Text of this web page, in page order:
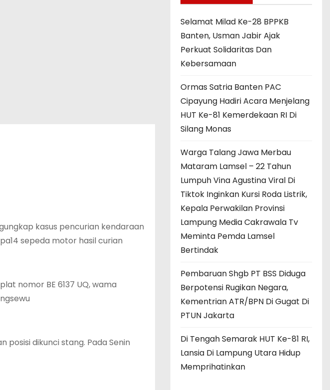
kasus pencurian kendaraan
sepeda motor hasil curian
nomor BE 6137 UQ, wama
posisi dikunci stang. Pada Senin
Selamat Milad Ke-28 BPPKB
Banten, Usman Jabir Ajak
Perkuat Solidaritas Dan
Kebersamaan
Ormas Satria Banten PAC
Cipayung Hadiri Acara Menjelang
HUT Ke-81 Kemerdekaan RI Di
Silang Monas
Warga Talang Jawa Merbau
Mataram Lamsel – 22 Tahun
Lumpuh Vina Agustina Viral Di
Tiktok Inginkan Kursi Roda Listrik,
Kepala Perwakilan Provinsi
Lampung Media Cakrawala Tv
Meminta Pemda Lamsel
Bertindak
Pembaruan Shgb PT BSS Diduga
Berpotensi Rugikan Negara,
Kementrian ATR/BPN Di Gugat Di
PTUN Jakarta
Di Tengah Semarak HUT Ke-81 RI,
Lansia Di Lampung Utara Hidup
Memprihatinkan